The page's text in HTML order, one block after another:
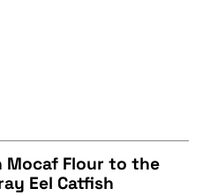
Mocaf Flour to the
Eel Catfish